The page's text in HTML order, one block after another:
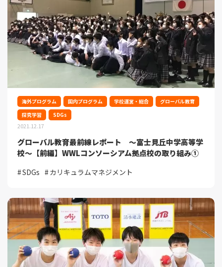
海外プログラム 国内プログラム 学校運営・総合
グローバル教育
探究学習
SDGs
2021.12.17
グローバル教育最前線レポート ～富士見丘中学高等学
校～【前編】WWLコンソーシアム拠点校の取り組み➀
SDGs カリキュラムマネジメント